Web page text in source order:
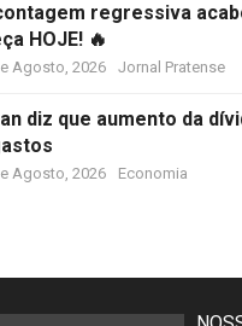
regressiva
HOJE! 🔥
Agosto, 2026 Jornal Pratense
diz que aumento da
Agosto, 2026 Economia